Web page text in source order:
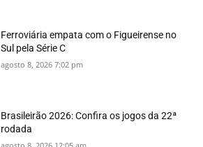
Ferroviária empata com o Figueirense no
Sul pela Série C
agosto 8, 2026 7:02 pm
Brasileirão 2026: Confira os jogos da 22ª
rodada